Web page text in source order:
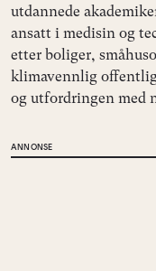
utdannede
ansatt i medisin og
etter boliger,
klimavennlig
og utfordringen med
ANNONSE